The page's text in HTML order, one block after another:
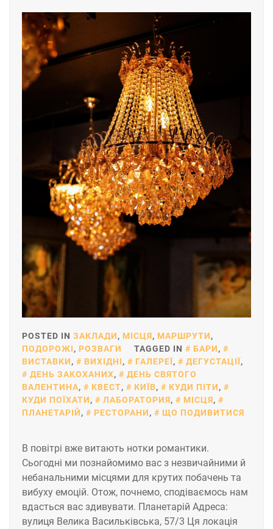
POSTED IN ЗАКЛАДИ, МІСЦЯ, МАРШРУТИ,
ПОДОРОЖІ, РОЗВАГИ TAGGED IN БАРИ,
ВИСТАВКИ, ВИХІДНІ, ГАЛЕРЕЇ, ДЕГУСТАЦІЇ,
ДЕНЬ ЗАКОХАНИХ,
ДЕНЬ СВЯТОГО
ВАЛЕНТИНА, КВЕСТ, КИЇВ, КУДИ ПІТИ,
КУДИ ПОЇХАТИ, ЛАБОРАТОРИЯ, МІСЦЯ,
ПЛАНЕТАРІЙ, РЕСТОРАНИ, ЩО ПОДИВИТИСЯ
В повітрі вже витають нотки романтики.
Сьогодні ми познайомимо вас з незвичайними й
небанальними місцями для крутих побачень та
вибуху емоцій. Отож, почнемо, сподіваємось нам
вдасться вас здивувати. Планетарій Адреса:
вулиця Велика Васильківська, 57/3 Ця локація